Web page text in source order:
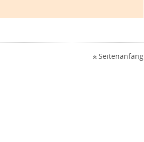
Seitenanfang